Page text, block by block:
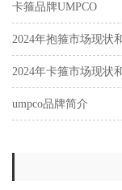
卡箍品牌UMPCO
2024年抱箍市场现状
2024年卡箍市场现状
umpco品牌简介